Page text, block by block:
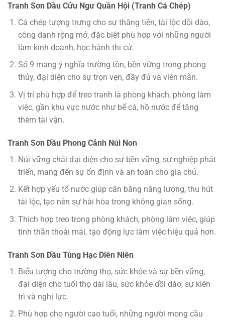
Tranh Sơn Dầu Cửu Ngư Quần Hội (Tranh Cá Chép)
Cá chép tượng trưng cho sự thăng tiến, tài lộc dồi dào,
công danh rộng mở, đặc biệt phù hợp với những người
làm kinh doanh, học hành thi cử.
Số 9 mang ý nghĩa trường tồn, bền vững trong phong
thủy, đại diện cho sự trọn vẹn, đầy đủ và viên mãn.
Vị trí phù hợp để treo tranh là phòng khách, phòng làm
việc, gần khu vực nước như bể cá, hồ nước để tăng
thêm tài vận.
Tranh Sơn Dầu Phong Cảnh Núi Non
Núi vững chãi đại diện cho sự bền vững, sự nghiệp phát
triển, mang đến sự ổn định và an toàn cho gia chủ.
Kết hợp yếu tố nước giúp cân bằng năng lượng, thu hút
tài lộc, tạo nên sự hài hòa trong không gian sống.
Thích hợp treo trong phòng khách, phòng làm việc, giúp
tinh thần thoải mái, tạo động lực làm việc hiệu quả hơn.
Tranh Sơn Dầu Tùng Hạc Diên Niên
Biểu tượng cho trường thọ, sức khỏe và sự bền vững,
đại diện cho tuổi thọ dài lâu, sức khỏe dồi dào, sự kiên
trì và nghị lực.
Phù hợp cho người cao tuổi, những người mong cầu